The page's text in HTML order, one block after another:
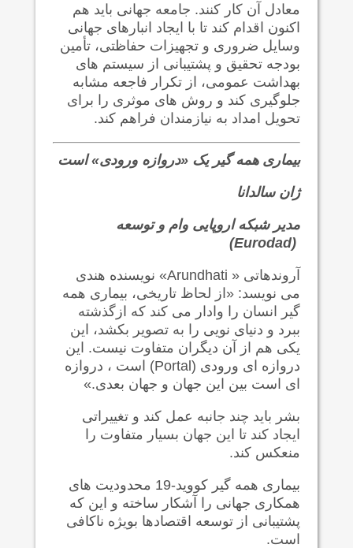
معادل آن کار کنند. جامعه جهانی باید هم
اکنون اقدام کند تا با ایجاد انبارهای جهانی
وسایل ضروری و تجهیزات حفاظتی، تأمین
بودجه تحقیق و پشتیبانی از سیستم های
بهداشت عمومی، از تکرار فاجعه مشابه
جلوگیری کند و روش های موثری را برای
تحویل امداد به نیازمندان فراهم کند.
بیماری همه گیر یک «دروازه ورودی» است
ژان سالدانا
مدیر شبکه اروپایی وام و توسعه
(Eurodad)
آروندهاتی « Arundhati» نویسنده هندی
می نویسد: «از لحاظ تاریخی، بیماری همه
گیر انسان را وادار می کند که ازگذشته
ببرد و دنیای نویی را به تصویر بکشد، این
یکی هم از آن دیگران متفاوت نیست. این
دروازه ای ورودی (Portal) است ، دروازه
ای است بین این جهان و جهان بعدی.»
بشر باید چند جانبه عمل کند و تغییراتی
ایجاد کند تا این جهان بسیار متفاوت را
منعکس کند.
بیماری همه گیر کووید-19 محدودیت های
همکاری جهانی را آشکار ساخته و این که
پشتیبانی از توسعه اقتصادها بویژه ناکافی
است.